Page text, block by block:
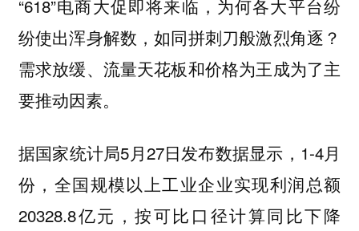
“618”电商大促即将来临，为何各大平台纷
纷使出浑身解数，如同拼刺刀般激烈角逐？
需求放缓、流量天花板和价格为王成为了主
要推动因素。
据国家统计局5月27日发布数据显示，1-4月
份，全国规模以上工业企业实现利润总额
20328.8亿元，按可比口径计算同比下降